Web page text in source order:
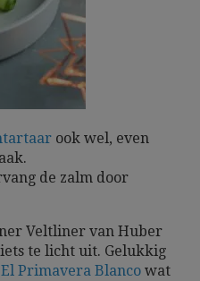
ook wel, even
de zalm door
Veltliner van Huber
te licht uit. Gelukkig
El Primavera Blanco wat